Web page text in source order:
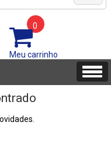
Meu carrinho
0